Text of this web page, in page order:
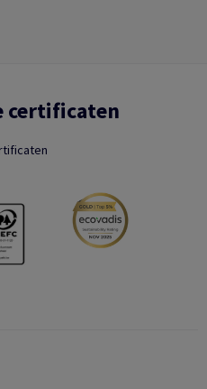
certificaten